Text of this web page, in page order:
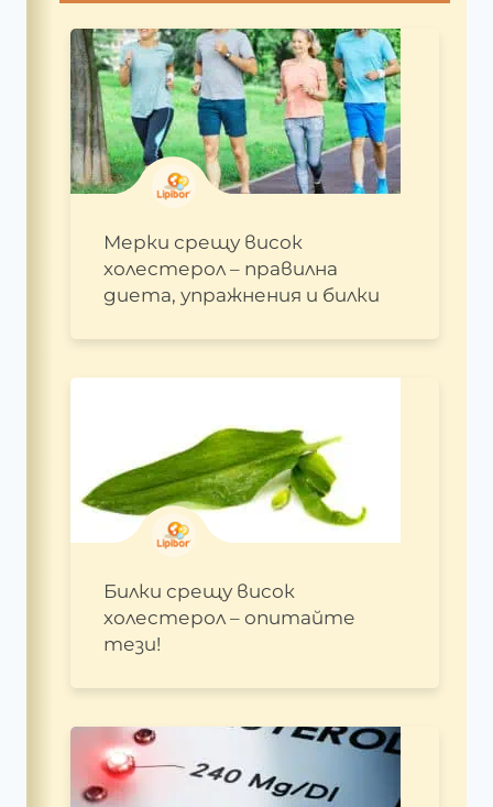
Мерки срещу висок
холестерол – правилна
диета, упражнения и билки
Билки срещу висок
холестерол – опитайте
тези!